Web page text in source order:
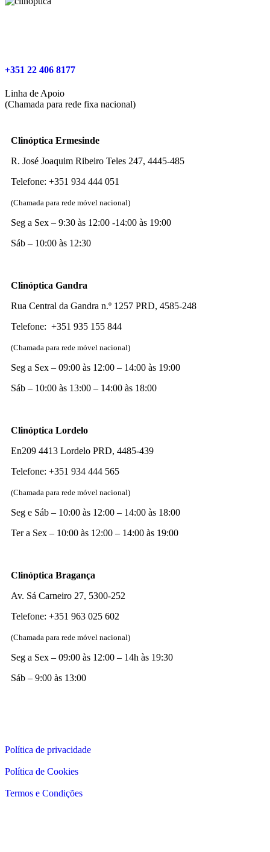
‎+351 22 406 8177
Linha de Apoio
(Chamada para rede fixa nacional)
Clinóptica Ermesinde
R. José Joaquim Ribeiro Teles 247, 4445-485
Telefone: +351 934 444 051
(Chamada para rede móvel nacional)
Seg a Sex – 9:30 às 12:00 -14:00 às 19:00
Sáb – 10:00 às 12:30
Clinóptica Gandra
Rua Central da Gandra n.º 1257 PRD, 4585-248
Telefone: +351 935 155 844
(Chamada para rede móvel nacional)
Seg a Sex – 09:00 às 12:00 – 14:00 às 19:00
Sáb – 10:00 às 13:00 – 14:00 às 18:00
Clinóptica Lordelo
En209 4413 Lordelo PRD, 4485-439
Telefone: +351 934 444 565
(Chamada para rede móvel nacional)
Seg e Sáb – 10:00 às 12:00 – 14:00 às 18:00
Ter a Sex – 10:00 às 12:00 – 14:00 às 19:00
Clinóptica Bragança
Av. Sá Carneiro 27, 5300-252
Telefone: +351 963 025 602
(Chamada para rede móvel nacional)
Seg a Sex – 09:00 às 12:00 – 14h às 19:30
Sáb – 9:00 às 13:00
Política de privacidade
Política de Cookies
Termos e Condições